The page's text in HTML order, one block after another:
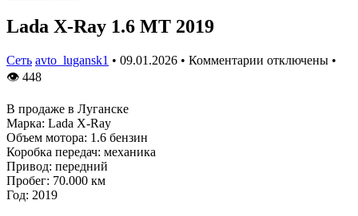
Lada X-Ray 1.6 MT 2019
Сеть avto_lugansk1 • 09.01.2026 • Комментарии отключены •
👁 448
B продаже в Луганске
Марка: Lada X-Ray
Объем мотора: 1.6 бензин
Коробка передач: механика
Привод: передний
Пробег: 70.000 км
Год: 2019